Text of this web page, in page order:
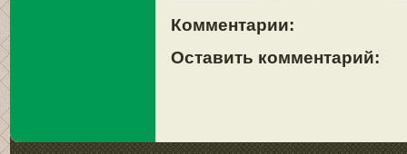
Комментарии:
Оставить комментарий: